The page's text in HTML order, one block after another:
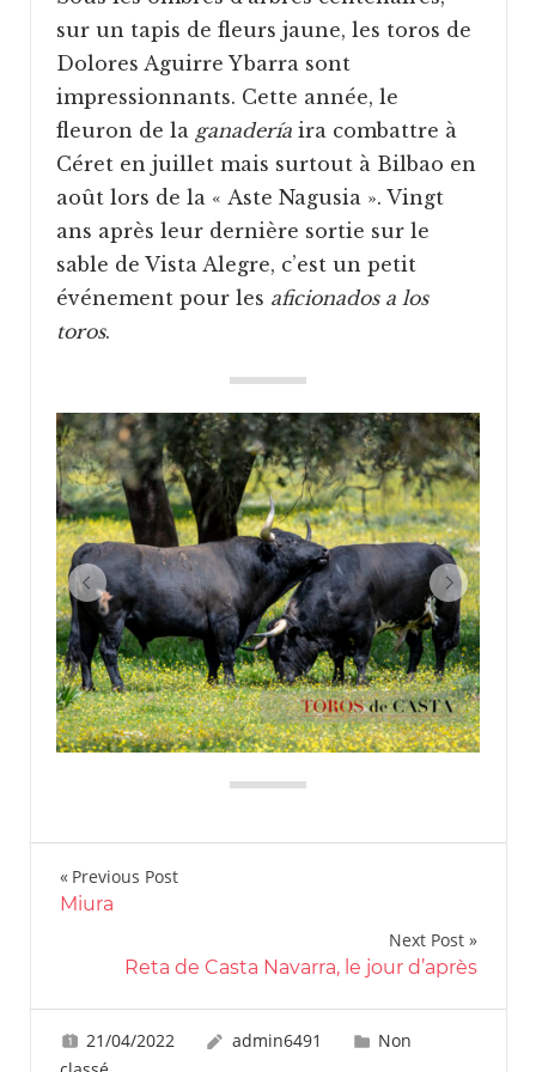
sur un tapis de fleurs jaune, les toros de
Dolores Aguirre Ybarra sont
impressionnants. Cette année, le
fleuron de la ganaderíaira combattre à
Céret en juillet mais surtout à Bilbao en
août lors de la « Aste Nagusia ». Vingt
ans après leur dernière sortie sur le
sable de Vista Alegre, c’est un petit
événement pour les aficionados a los
toros.
Navigation
l’article
Previous Post
Miura
Next Post
Reta de Casta Navarra, le jour d’après
21/04/2022 admin6491
Non